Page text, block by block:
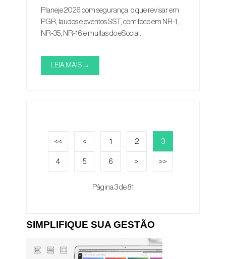
Planeje 2026 com segurança: o que revisar em
PGR, laudos e eventos SST, com foco em NR-1,
NR-35, NR-16 e multas do eSocial.
LEIA MAIS →
<< < 1 2 3
4 5 6 > >>
Página 3 de 81
SIMPLIFIQUE SUA GESTÃO